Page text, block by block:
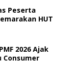
Peserta
HUT
2026 Ajak
Consumer